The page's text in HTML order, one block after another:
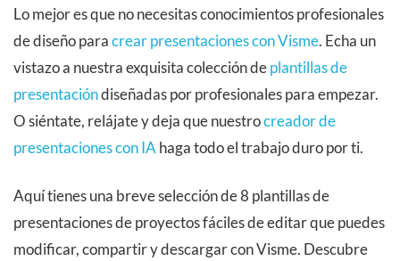
Lo mejor es que no necesitas conocimientos profesionales
de diseño paracrear presentaciones con Visme. Echa un
vistazo a nuestra exquisita colección deplantillas de
presentacióndiseñadas por profesionales para empezar.
O siéntate, relájate y deja que nuestrocreador de
presentaciones con IA haga todo el trabajo duro por ti.
Aquí tienes una breve selección de 8 plantillas de
presentaciones de proyectos fáciles de editar que puedes
modificar, compartir y descargar con Visme. Descubre